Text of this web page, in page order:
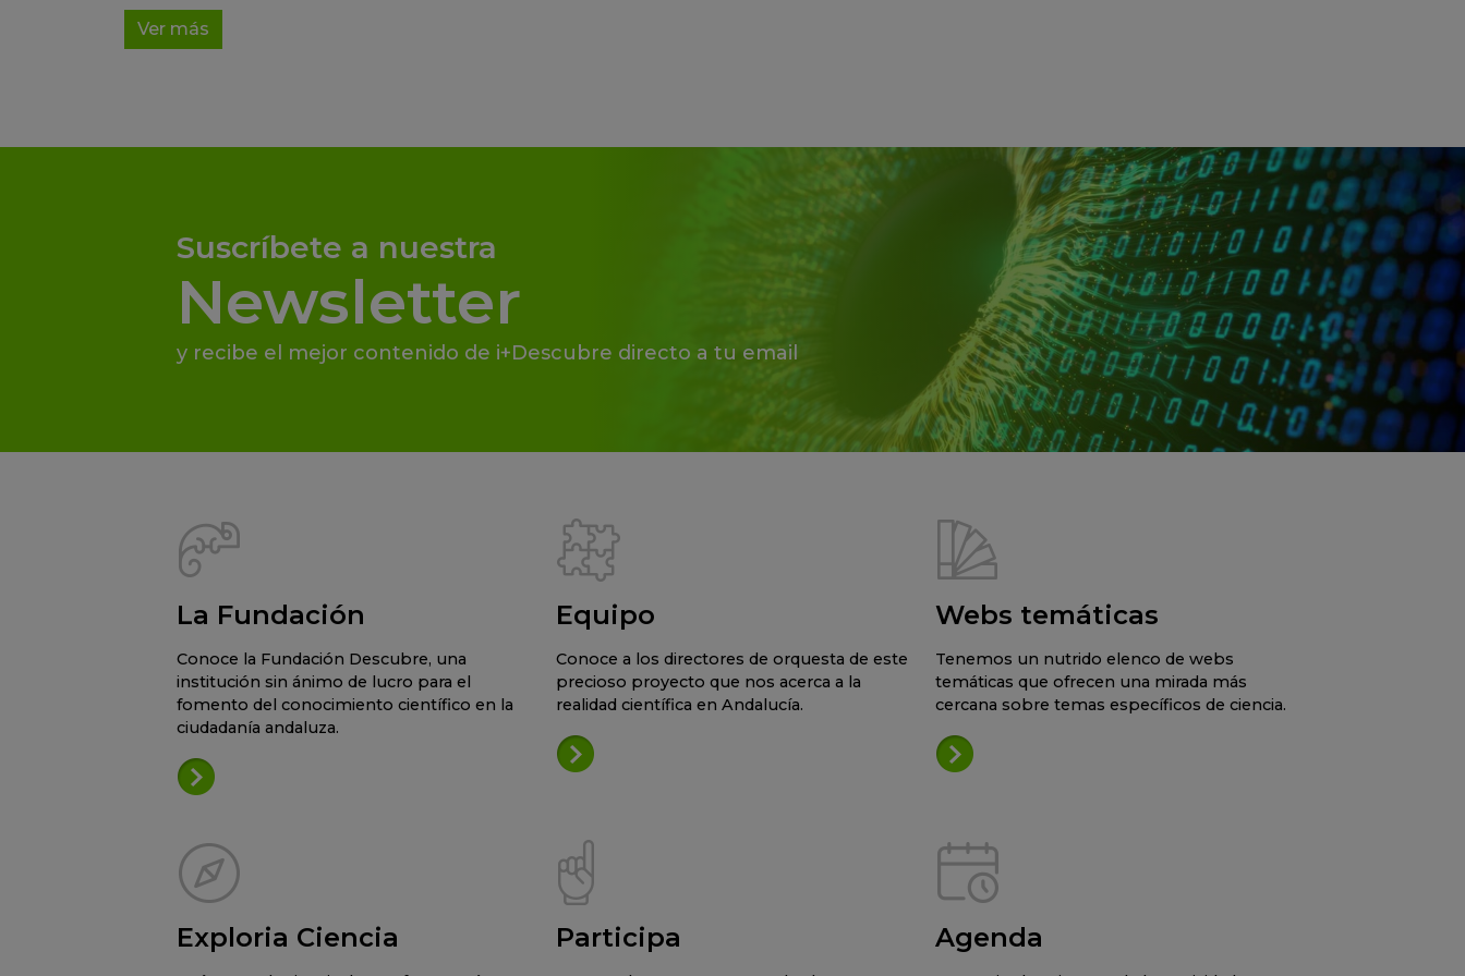
Ver más
Suscríbete a nuestra
Newsletter
y recibe el mejor contenido de i+Descubre directo a tu email
La Fundación
Conoce la Fundación Descubre, una
institución sin ánimo de lucro para el
fomento del conocimiento científico en la
ciudadanía andaluza.
Equipo
Conoce a los directores de orquesta de este
precioso proyecto que nos acerca a la
realidad científica en Andalucía.
Webs temáticas
Tenemos un nutrido elenco de webs
temáticas que ofrecen una mirada más
cercana sobre temas específicos de ciencia.
Exploria Ciencia Participa Agenda